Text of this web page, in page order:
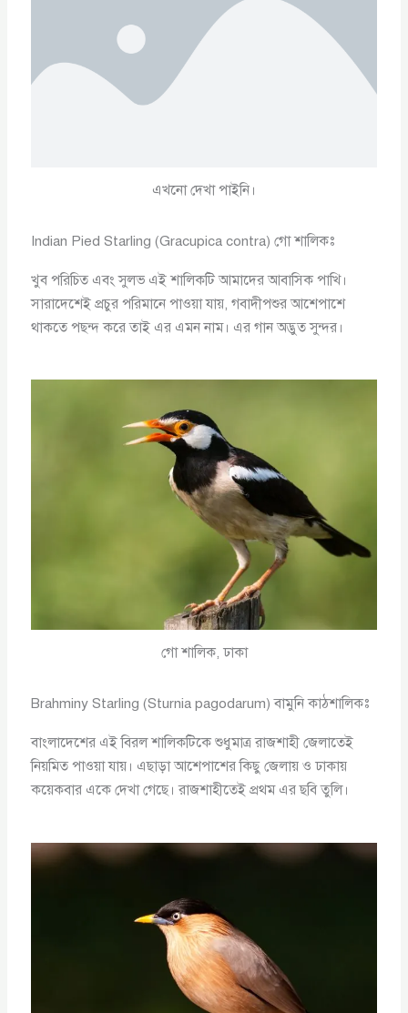
এখনো দেখা পাইনি।
Indian Pied Starling (Gracupica contra) গো শালিকঃ
খুব পরিচিত এবং সুলভ এই শালিকটি আমাদের আবাসিক পাখি।
সারাদেশেই প্রচুর পরিমানে পাওয়া যায়, গবাদীপশুর আশেপাশে
থাকতে পছন্দ করে তাই এর এমন নাম। এর গান অদ্ভুত সুন্দর।
গো শালিক, ঢাকা
Brahminy Starling (Sturnia pagodarum) বামুনি কাঠশালিকঃ
বাংলাদেশের এই বিরল শালিকটিকে শুধুমাত্র রাজশাহী জেলাতেই
নিয়মিত পাওয়া যায়। এছাড়া আশেপাশের কিছু জেলায় ও ঢাকায়
কয়েকবার একে দেখা গেছে। রাজশাহীতেই প্রথম এর ছবি তুলি।